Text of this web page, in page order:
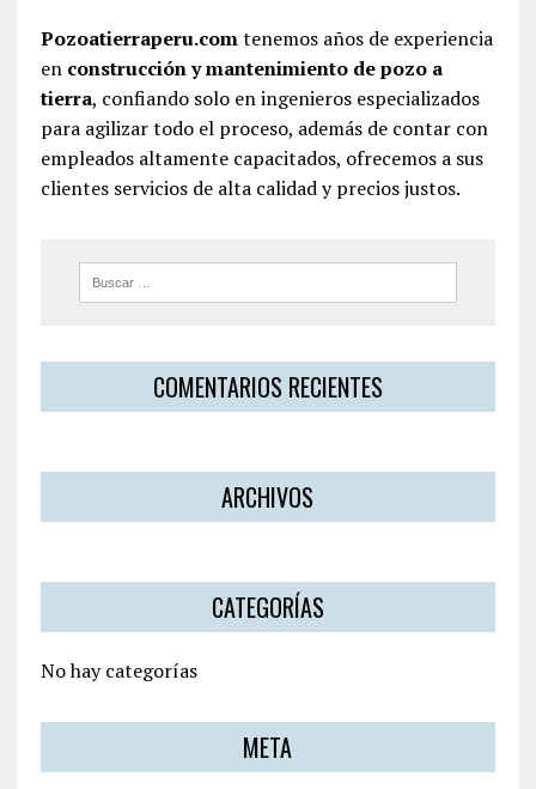
Pozoatierraperu.comtenemos años de experiencia
en construcción y mantenimiento de pozo a
tierra, confiando solo en ingenieros especializados
para agilizar todo el proceso, además de contar con
empleados altamente capacitados, ofrecemos a sus
clientes servicios de alta calidad y precios justos.
COMENTARIOS RECIENTES
ARCHIVOS
CATEGORÍAS
No hay categorías
META